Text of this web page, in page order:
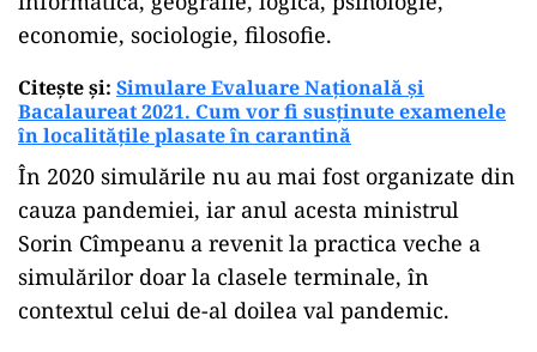
economie, sociologie, filosofie.
Citește și: Simulare Evaluare Națională și
Bacalaureat 2021. Cum vor fi susținute examenele
în localitățile plasate în carantină
În 2020 simulările nu au mai fost organizate din
cauza pandemiei, iar anul acesta ministrul
Sorin Cîmpeanu a revenit la practica veche a
simulărilor doar la clasele terminale, în
contextul celui de-al doilea val pandemic.